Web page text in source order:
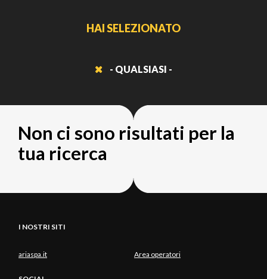
HAI SELEZIONATO
- QUALSIASI -
Non ci sono risultati per la
tua ricerca
I NOSTRI SITI
ariaspa.it Area operatori